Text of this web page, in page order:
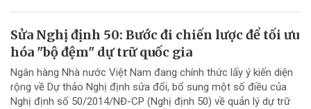
Sửa Nghị định 50: Bước đi chiến lược để tối ưu
hóa "bộ đệm" dự trữ quốc gia
Ngân hàng Nhà nước Việt Nam đang chính thức lấy ý kiến diện
rộng về Dự thảo Nghị định sửa đổi, bổ sung một số điều của
Nghị định số 50/2014/NĐ-CP (Nghị định 50) về quản lý dự trữ